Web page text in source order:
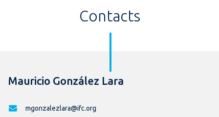
Contacts
Mauricio González Lara
mgonzalezlara@ifc.org